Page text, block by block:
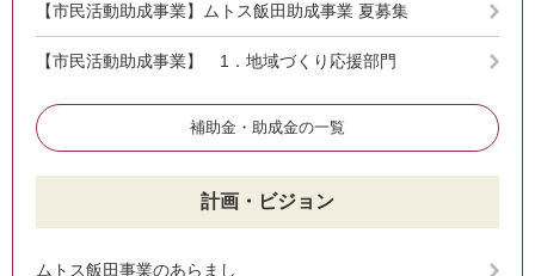
【市民活動助成事業】ムトス飯田助成事業 夏募集
【市民活動助成事業】 1．地域づくり応援部門
補助金・助成金の一覧
計画・ビジョン
ムトス飯田事業のあらまし